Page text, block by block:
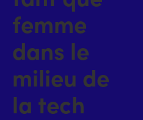
femme
dans le
milieu de
la tech